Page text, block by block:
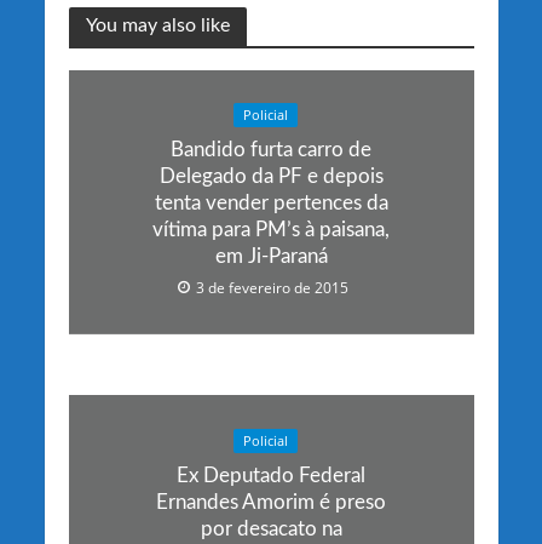
You may also like
Policial
Bandido furta carro de
Delegado da PF e depois
tenta vender pertences da
vítima para PM’s à paisana,
em Ji-Paraná
3 de fevereiro de 2015
Policial
Ex Deputado Federal
Ernandes Amorim é preso
por desacato na